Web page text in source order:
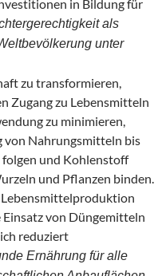
in Bildung für
als
unter
zu transformieren,
Zugang zu Lebensmitteln
zu minimieren,
von Nahrungsmitteln bis
folgen und Kohlenstoff
und Pflanzen binden.
Lebensmittelproduktion
von Düngemitteln
reduziert
Ernährung für alle